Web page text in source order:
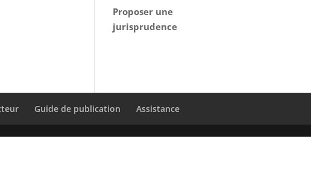
Proposer une
jurisprudence
Guide de publication Assistance